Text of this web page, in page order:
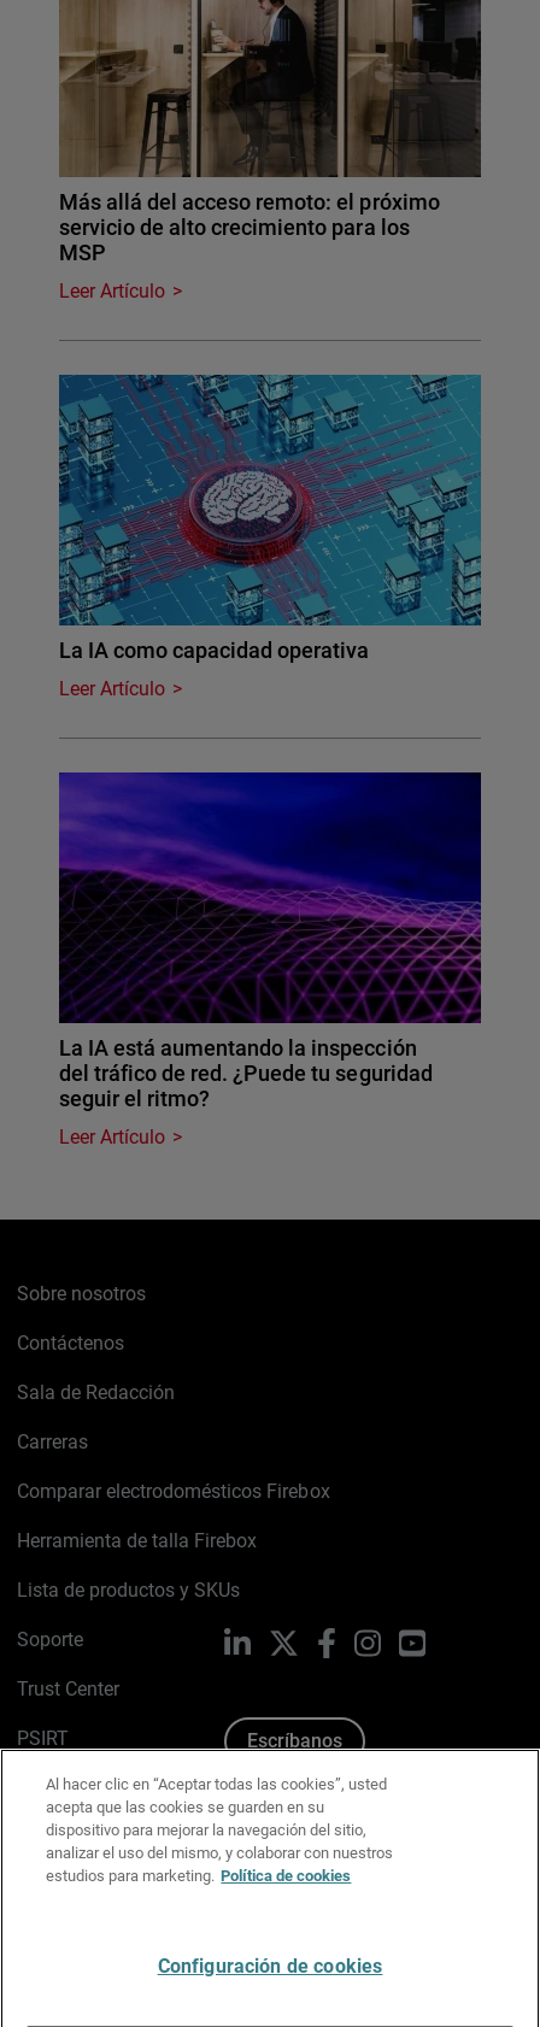
Más allá del acceso remoto: el próximo
servicio de alto crecimiento para los
MSP
Leer Artículo
La IA como capacidad operativa
Leer Artículo
La IA está aumentando la inspección
del tráfico de red. ¿Puede tu seguridad
seguir el ritmo?
Leer Artículo
Sobre nosotros
Contáctenos
Sala de Redacción
Carreras
Comparar electrodomésticos Firebox
Herramienta de talla Firebox
Lista de productos y SKUs
Soporte
Trust Center
PSIRT
Política de cookies
Política de privacidad
Kit de medios y marca
LinkedIn FacebookInstagramYouTube
Escríbanos
Al hacer clic en “Aceptar todas las cookies”, usted
acepta que las cookies se guarden en su
dispositivo para mejorar la navegación del sitio,
analizar el uso del mismo, y colaborar con nuestros
estudios para marketing. Política de cookies
Configuración de cookies